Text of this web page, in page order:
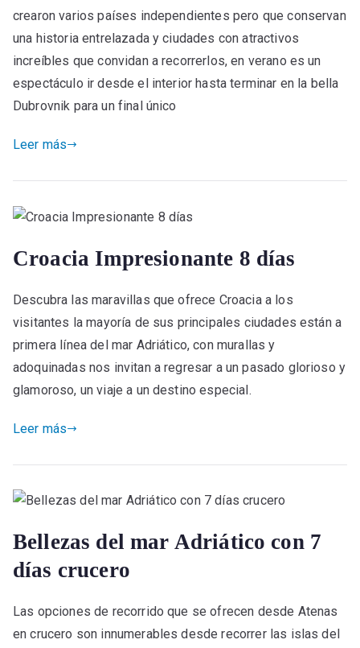
crearon varios países independientes pero que conservan
una historia entrelazada y ciudades con atractivos
increíbles que convidan a recorrerlos, en verano es un
espectáculo ir desde el interior hasta terminar en la bella
Dubrovnik para un final único
Leer más
Croacia Impresionante 8 días
Descubra las maravillas que ofrece Croacia a los
visitantes la mayoría de sus principales ciudades están a
primera línea del mar Adriático, con murallas y
adoquinadas nos invitan a regresar a un pasado glorioso y
glamoroso, un viaje a un destino especial.
Leer más
Bellezas del mar Adriático con 7
días crucero
Las opciones de recorrido que se ofrecen desde Atenas
en crucero son innumerables desde recorrer las islas del